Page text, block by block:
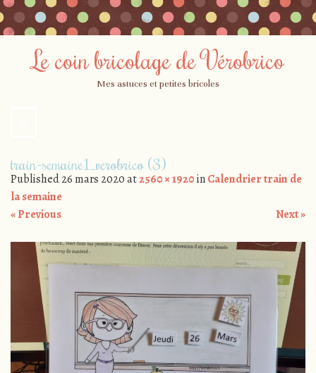
Le coin bricolage de Vérobrico
Mes astuces et petites bricoles
content
train-semaine1_verobrico (3)
Published26 mars 2020at2560 × 1920inCalendrier train de
la semaine
« Previous
Next »